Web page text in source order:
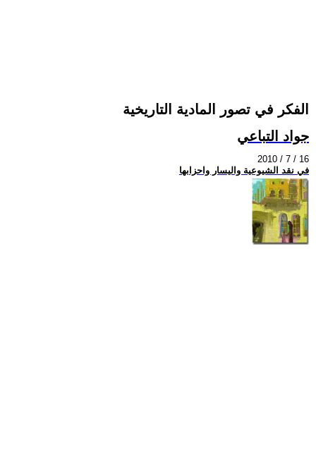
الفكر في تصور المادية التاريخية
جواد التباعي
2010 / 7 / 16
في نقد الشيوعية واليسار واحزابها